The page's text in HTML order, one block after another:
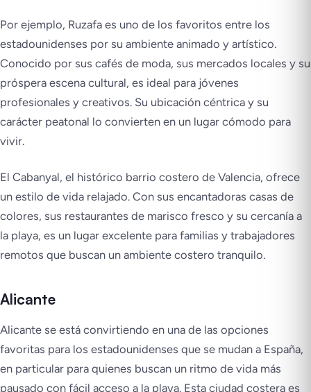
Por ejemplo, Ruzafa es uno de los favoritos entre los
estadounidenses por su ambiente animado y artístico.
Conocido por sus cafés de moda, sus mercados locales y su
próspera escena cultural, es ideal para jóvenes
profesionales y creativos. Su ubicación céntrica y su
carácter peatonal lo convierten en un lugar cómodo para
vivir.
El Cabanyal, el histórico barrio costero de Valencia, ofrece
un estilo de vida relajado. Con sus encantadoras casas de
colores, sus restaurantes de marisco fresco y su cercanía a
la playa, es un lugar excelente para familias y trabajadores
remotos que buscan un ambiente costero tranquilo.
Alicante
Alicante se está convirtiendo en una de las opciones
favoritas para los estadounidenses que se mudan a España,
en particular para quienes buscan un ritmo de vida más
pausado con fácil acceso a la playa. Esta ciudad costera es